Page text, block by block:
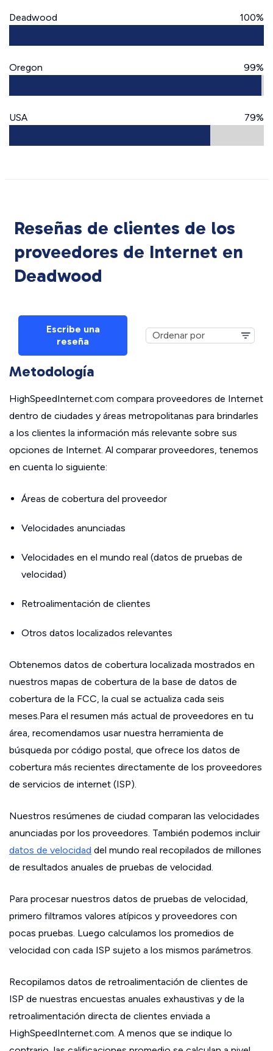
Deadwood 100%
Oregon 99%
USA 79%
Reseñas de clientes de los
proveedores de Internet en
Deadwood
Escribe una
reseña
Metodología
HighSpeedInternet.com compara proveedores de Internet
dentro de ciudades y áreas metropolitanas para brindarles
a los clientes la información más relevante sobre sus
opciones de Internet. Al comparar proveedores, tenemos
en cuenta lo siguiente:
Áreas de cobertura del proveedor
Velocidades anunciadas
Velocidades en el mundo real (datos de pruebas de
velocidad)
Retroalimentación de clientes
Otros datos localizados relevantes
Obtenemos datos de cobertura localizada mostrados en
nuestros mapas de cobertura de la base de datos de
cobertura de la FCC, la cual se actualiza cada seis
meses.Para el resumen más actual de proveedores en tu
área, recomendamos usar nuestra herramienta de
búsqueda por código postal, que ofrece los datos de
cobertura más recientes directamente de los proveedores
de servicios de internet (ISP).
Nuestros resúmenes de ciudad comparan las velocidades
anunciadas por los proveedores. También podemos incluir
datos de velocidad del mundo real recopilados de millones
de resultados anuales de pruebas de velocidad.
Para procesar nuestros datos de pruebas de velocidad,
primero filtramos valores atípicos y proveedores con
pocas pruebas. Luego calculamos los promedios de
velocidad con cada ISP sujeto a los mismos parámetros.
Recopilamos datos de retroalimentación de clientes de
ISP de nuestras encuestas anuales exhaustivas y de la
retroalimentación directa de clientes enviada a
HighSpeedInternet.com. A menos que se indique lo